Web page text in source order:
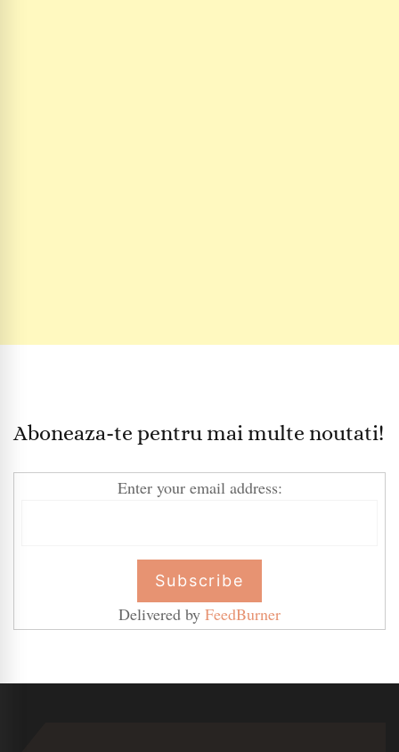
Aboneaza-te pentru mai multe noutati!
Enter your email address:
Delivered by FeedBurner